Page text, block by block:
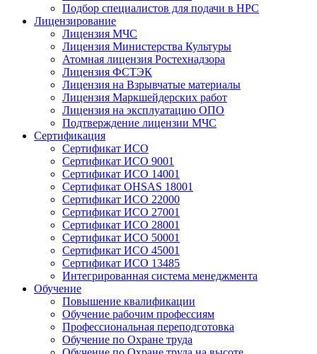
Подбор специалистов для подачи в НРС
Лицензирование
Лицензия МЧС
Лицензия Министерства Культуры
Атомная лицензия Ростехнадзора
Лицензия ФСТЭК
Лицензия на Взрывчатые материалы
Лицензия Маркшейдерских работ
Лицензия на эксплуатацию ОПО
Подтверждение лицензии МЧС
Сертификация
Сертификат ИСО
Сертификат ИСО 9001
Сертификат ИСО 14001
Сертификат OHSAS 18001
Сертификат ИСО 22000
Сертификат ИСО 27001
Сертификат ИСО 28001
Сертификат ИСО 50001
Сертификат ИСО 45001
Сертификат ИСО 13485
Интегрированная система менеджмента
Обучение
Повышение квалификации
Обучение рабочим профессиям
Профессиональная переподготовка
Обучение по Охране труда